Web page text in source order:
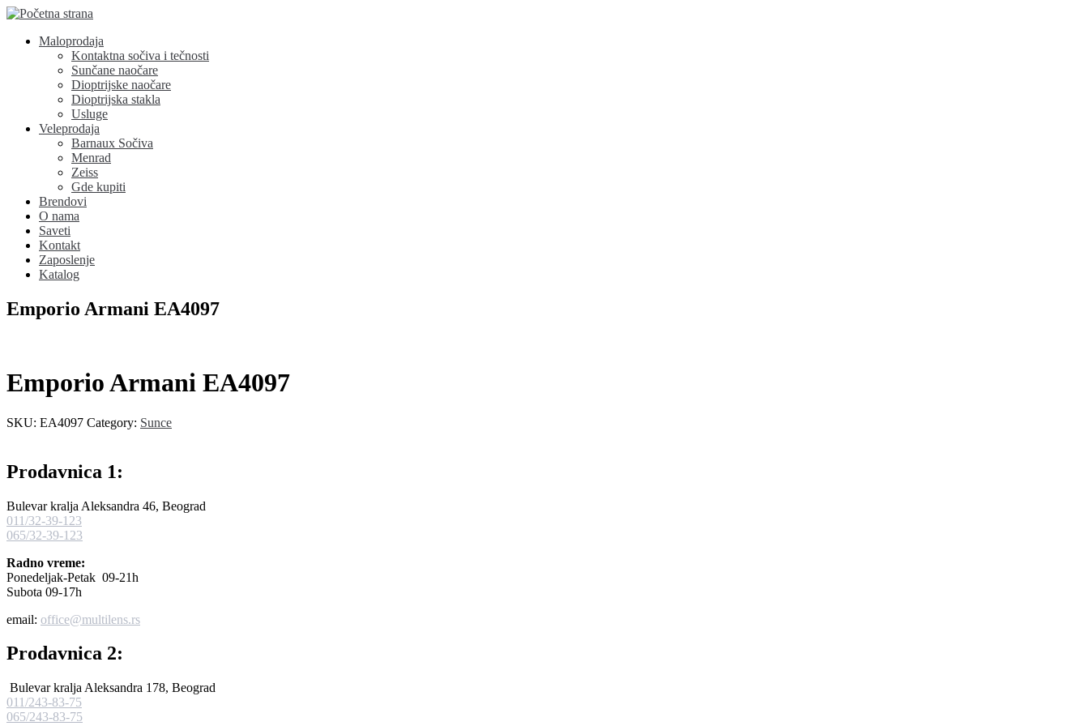
Maloprodaja
Kontaktna sočiva i tečnosti
Sunčane naočare
Dioptrijske naočare
Dioptrijska stakla
Usluge
Veleprodaja
Barnaux Sočiva
Menrad
Zeiss
Gde kupiti
Brendovi
O nama
Saveti
Kontakt
Zaposlenje
Katalog
Emporio Armani EA4097
Emporio Armani EA4097
SKU: EA4097 Category: Sunce
Prodavnica 1:
Bulevar kralja Aleksandra 46, Beograd
011/32-39-123
065/32-39-123
Radno vreme:
Ponedeljak-Petak 09-21h
Subota 09-17h
email: office@multilens.rs
Prodavnica 2:
Bulevar kralja Aleksandra 178, Beograd
011/243-83-75
065/243-83-75